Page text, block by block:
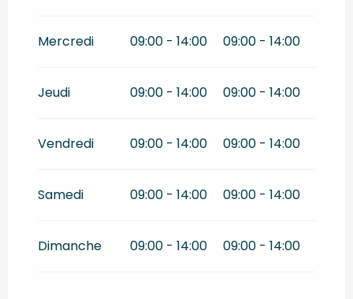
Mercredi 09:00 - 14:00 09:00 - 14:00
Jeudi 09:00 - 14:00 09:00 - 14:00
Vendredi 09:00 - 14:00 09:00 - 14:00
Samedi 09:00 - 14:00 09:00 - 14:00
Dimanche 09:00 - 14:00 09:00 - 14:00